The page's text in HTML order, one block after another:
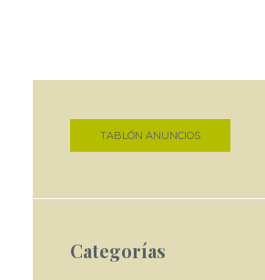
TABLÓN ANUNCIOS
Categorías